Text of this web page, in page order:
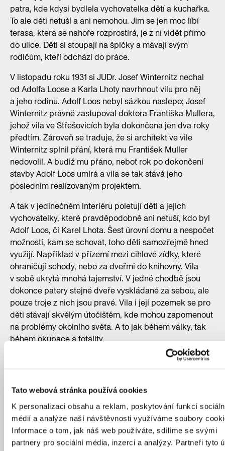
Tato webová stránka používá cookies
K personalizaci obsahu a reklam, poskytování funkcí
médií a analýze naší návštěvnosti využíváme soubory
Informace o tom, jak náš web používáte, sdílíme se svými
partnery pro sociální média, inzerci a analýzy. Partneři tyto
patra, kde kdysi bydlela vychovatelka dětí a kuchařka.
To ale děti netuší a ani nemohou. Jim se jen moc líbí
terasa, která se nahoře rozprostírá, je z ní vidět přímo
do ulice. Děti si stoupají na špičky a mávají svým
rodičům, kteří odchází do práce.
V listopadu roku 1931 si JUDr. Josef Winternitz nechal
od Adolfa Loose a Karla Lhoty navrhnout vilu pro něj
a jeho rodinu. Adolf Loos nebyl sázkou naslepo; Josef
Winternitz právně zastupoval doktora Františka Mullera,
jehož vila ve Střešovicích byla dokončena jen dva roky
předtím. Zároveň se traduje, že si architekt ve vile
Winternitz splnil přání, která mu František Muller
nedovolil. A budiž mu přáno, neboť rok po dokončení
stavby Adolf Loos umírá a vila se tak stává jeho
posledním realizovaným projektem.
A tak v jedinečném interiéru poletují děti a jejich
vychovatelky, které pravděpodobně ani netuší, kdo byl
Adolf Loos, či Karel Lhota. Šest úrovní domu a nespočet
možností, kam se schovat, toho děti samozřejmě hned
využijí. Například v přízemí mezi cihlové zídky, které
ohraničují schody, nebo za dveřmi do knihovny. Vila
v sobě ukrytá mnohá tajemství. V jedné chodbě jsou
dokonce patery stejné dveře vyskládané za sebou, ale
pouze troje z nich jsou pravé. Vila i její pozemek se pro
děti stávají skvělým útočištěm, kde mohou zapomenout
na problémy okolního světa. A to jak během války, tak
během okupace a totality.
Sama rodina si však nový domov příliš neužila. Roku
1943, kdy je rodina transportována do Terezína ve vile
vzniká mateřská školka, která je zde až do roku 1997.
Nejradši však mají děti vilu v zimě; tiché okolí a výhled
na zasněženou Prahu. Přes Nové město a Národní